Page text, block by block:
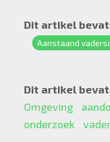
Dit artikel
Aanstaand
Dit artikel
Omgeving
onderzoek